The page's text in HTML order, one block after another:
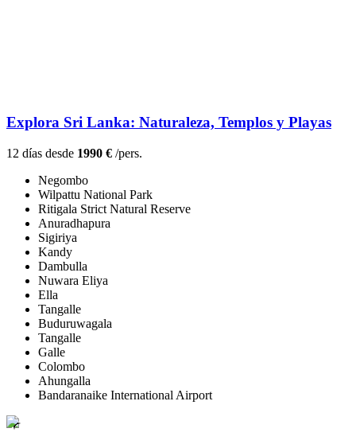
Explora Sri Lanka: Naturaleza, Templos y Playas
12 días desde 1990 € /pers.
Negombo
Wilpattu National Park
Ritigala Strict Natural Reserve
Anuradhapura
Sigiriya
Kandy
Dambulla
Nuwara Eliya
Ella
Tangalle
Buduruwagala
Tangalle
Galle
Colombo
Ahungalla
Bandaranaike International Airport